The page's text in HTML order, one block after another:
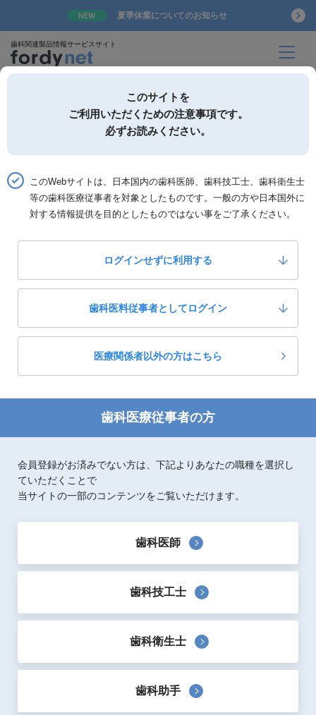
NEW 夏季休業についてのお知らせ
歯科関連製品情報サービスサイト
ホーム 書籍一覧 書籍詳細「撮れる！ 活かせる！ 口腔内規格写真 <New
撮れる！ 活かせる！ 口腔内規格写真 <New
Edition>
0
4,000
このサイトを
ご利用いただくための注意事項です。
必ずお読みください。
このWebサイトは、日本国内の歯科医師、歯科技工士、歯科衛生士
等の歯科医療従事者を対象としたものです。一般の方や日本国外に
対する情報提供を目的としたものではない事をご了承ください。
ログインせずに利用する
歯科医料従事者としてログイン
医療関係者以外の方はこちら
歯科医療従事者の方
会員登録がお済みでない方は、下記よりあなたの職種を選択し
ていただくことで
当サイトの一部のコンテンツをご覧いただけます。
歯科医師
歯科技工士
歯科衛生士
歯科助手